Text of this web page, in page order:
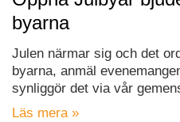
byarna
Julen närmar sig och det
byarna, anmäl
synliggör det via vår
Läs mera »